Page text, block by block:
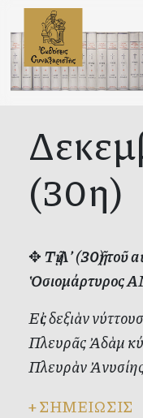
(30η)
✥Τῇ Λ’ (30ῇ) τοῦ
Ὁσιομάρτυρος
Εἰς δεξιὰν
Πλευρᾶς Ἀδὰμ
Πλευρὰν Ἀνυσίης
+ΣΗΜΕΙΩΣΙΣ